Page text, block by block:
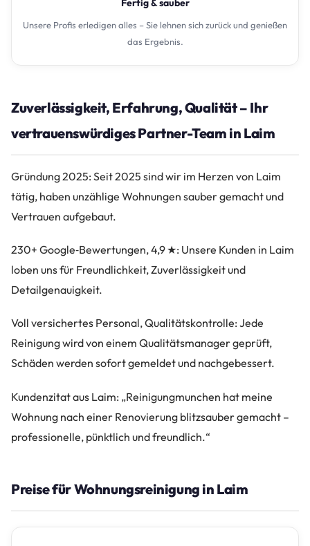
Fertig & sauber
Unsere Profis erledigen alles – Sie lehnen sich zurück und genießen
das Ergebnis.
Zuverlässigkeit, Erfahrung, Qualität – Ihr
vertrauenswürdiges Partner-Team in Laim
Gründung 2025: Seit 2025 sind wir im Herzen von Laim
tätig, haben unzählige Wohnungen sauber gemacht und
Vertrauen aufgebaut.
230+ Google‑Bewertungen, 4,9 ★: Unsere Kunden in Laim
loben uns für Freundlichkeit, Zuverlässigkeit und
Detailgenauigkeit.
Voll versichertes Personal, Qualitätskontrolle: Jede
Reinigung wird von einem Qualitätsmanager geprüft,
Schäden werden sofort gemeldet und nachgebessert.
Kundenzitat aus Laim: „Reinigungmunchen hat meine
Wohnung nach einer Renovierung blitzsauber gemacht –
professionelle, pünktlich und freundlich.“
Preise für Wohnungsreinigung in Laim